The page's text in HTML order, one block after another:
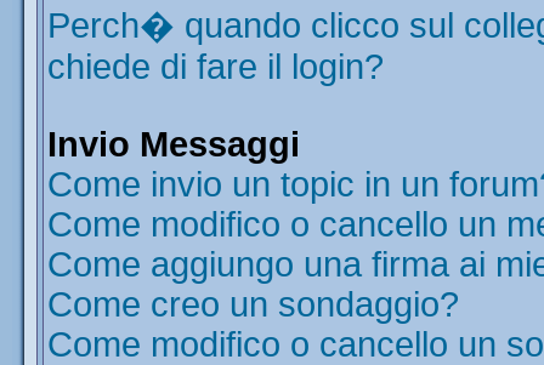
Perch� quando clicco sul
chiede di fare il login?
Invio Messaggi
Come invio un topic in un
Come modifico o cancello un
Come aggiungo una firma ai
Come creo un sondaggio?
Come modifico o cancello un